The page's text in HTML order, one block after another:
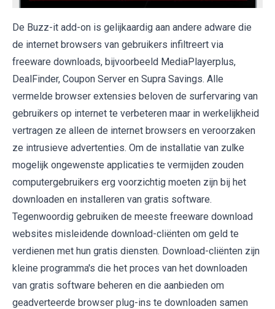
De Buzz-it add-on is gelijkaardig aan andere adware die
de internet browsers van gebruikers infiltreert via
freeware downloads, bijvoorbeeld MediaPlayerplus,
DealFinder, Coupon Server en Supra Savings. Alle
vermelde browser extensies beloven de surfervaring van
gebruikers op internet te verbeteren maar in werkelijkheid
vertragen ze alleen de internet browsers en veroorzaken
ze intrusieve advertenties. Om de installatie van zulke
mogelijk ongewenste applicaties te vermijden zouden
computergebruikers erg voorzichtig moeten zijn bij het
downloaden en installeren van gratis software.
Tegenwoordig gebruiken de meeste freeware download
websites misleidende download-cliënten om geld te
verdienen met hun gratis diensten. Download-cliënten zijn
kleine programma's die het proces van het downloaden
van gratis software beheren en die aanbieden om
geadverteerde browser plug-ins te downloaden samen